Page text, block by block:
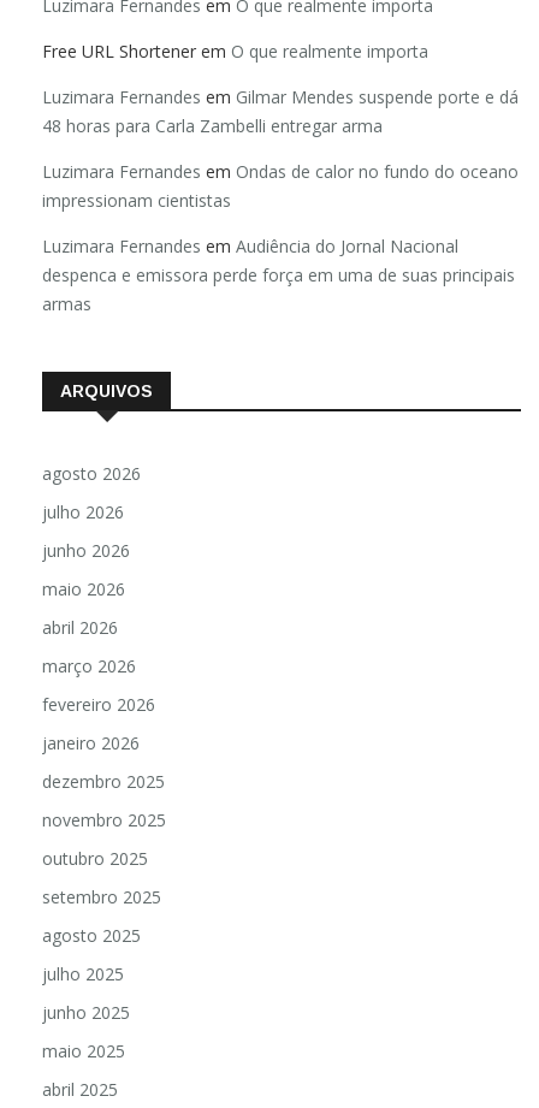
Luzimara Fernandes em O que realmente importa
Free URL Shortener em O que realmente importa
Luzimara Fernandes em Gilmar Mendes suspende porte e dá
48 horas para Carla Zambelli entregar arma
Luzimara Fernandes em Ondas de calor no fundo do oceano
impressionam cientistas
Luzimara Fernandes em Audiência do Jornal Nacional
despenca e emissora perde força em uma de suas principais
armas
ARQUIVOS
agosto 2026
julho 2026
junho 2026
maio 2026
abril 2026
março 2026
fevereiro 2026
janeiro 2026
dezembro 2025
novembro 2025
outubro 2025
setembro 2025
agosto 2025
julho 2025
junho 2025
maio 2025
abril 2025